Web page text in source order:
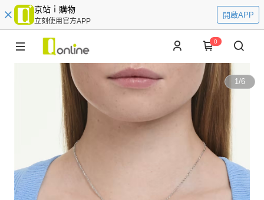
京站ｉ購物
立刻使用官方APP
開啟APP
0
1/6